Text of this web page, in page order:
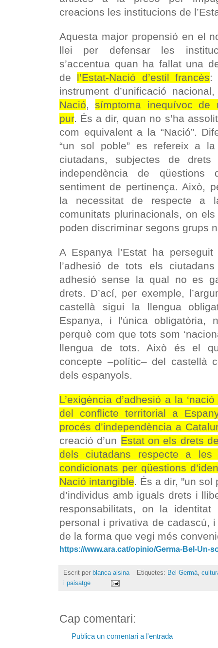
creacions les institucions de
Aquesta major propensió en el
llei per defensar les
s’accentua quan ha fallat una
de l’Estat-Nació d’estil francès:
instrument d’unificació
Nació ,símptoma inequívoc de
pur. És a dir, quan no s’ha assolit
com equivalent a la “Nació”.
“un sol poble” es refereix a
ciutadans, subjectes de
independència de qüestions
sentiment de pertinença. Això,
la necessitat de respecte a
comunitats plurinacionals, on
poden discriminar segons grups
A Espanya l’Estat ha
l’adhesió de tots els
adhesió sense la qual no es
drets. D’ací, per exemple,
castellà sigui la llengua
Espanya, i l'única obligatòria,
perquè com que tots som
llengua de tots. Això és el
concepte –polític– del castellà
dels espanyols.
L’exigència d’adhesió a la
del conflicte territorial a
procés d’independència a
creació d’un Estat on els drets
dels ciutadans respecte a les
condicionats per qüestions
Nació intangible . És a dir, "un
d’individus amb iguals drets i
responsabilitats, on la identitat
personal i privativa de cadascú,
de la forma que vegi més
https://www.ara.cat/opinio/Germa-Bel-Un-
Escrit per blanca alsina Etiquetes: Bel Germà,
i paisatge
Cap comentari:
Publica un comentari a l'entrada